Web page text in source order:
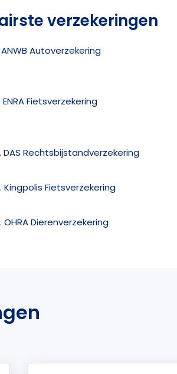
verzekeringen
ANWB Autoverzekering
ENRA Fietsverzekering
DAS Rechtsbijstandverzekering
Kingpolis Fietsverzekering
OHRA Dierenverzekering